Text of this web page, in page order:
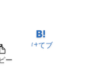
はてブ
ー